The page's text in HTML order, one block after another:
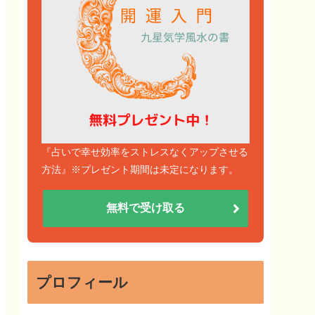
『占いで幸せ効率をストレスなくアップさせる
方法』※プレゼント期間は未定になります。
無料で受け取る
プロフィール